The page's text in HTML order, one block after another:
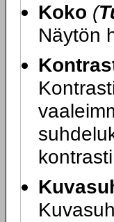
Koko (
Näytön